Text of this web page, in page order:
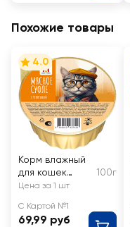
Похожие товары
4.0
Корм влажный
для кошек
ЗООГУРМАН
с телятиной
100г
Цена за 1 шт
С Картой №1
69,99 руб